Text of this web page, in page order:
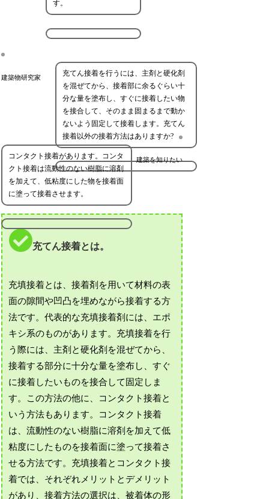
す。
建築物研究家
充てん接着を行うには、主剤と硬化剤
を混ぜてから、接着部に余るぐらい十
分な量を塗布し、すぐに接着したい物
を接合して、そのまま固まるまで動か
ないよう固定して接着します。充てん
接着以外の接着方法はありますか?
建築を知りたい
コンタクト接着があります。コンタ
クト接着は流動性のない樹脂に溶剤
を加えて、低粘度にした物を接着面
に塗って接着させます。
充てん接着とは。
充填接着とは、接着剤を用いて材料の表
面の隙間や凹凸を埋めながら接着する方
法です。代表的な充填接着剤には、エポ
キシ系のものがあります。充填接着を行
う際には、主剤と硬化剤を混ぜてから、
接着する部分に十分な量を塗布し、すぐ
に接着したいものを接合して固定しま
す。この方法の他に、コンタクト接着と
いう方法もあります。コンタクト接着
は、流動性のない樹脂に溶剤を加えて低
粘度にしたものを接着面に塗って接着さ
せる方法です。充填接着とコンタクト接
着では、それぞれメリットとデメリット
があり、接着方法の選択は、被着体の形